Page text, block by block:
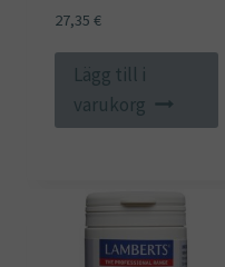
27,35 €
Lägg till i
varukorg